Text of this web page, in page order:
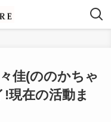
佳(ののかちゃ
現在の活動ま